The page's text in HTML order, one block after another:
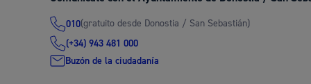
010(gratuito desde Donostia / San Sebastián)
(+34) 943 481 000
Buzón de la ciudadanía